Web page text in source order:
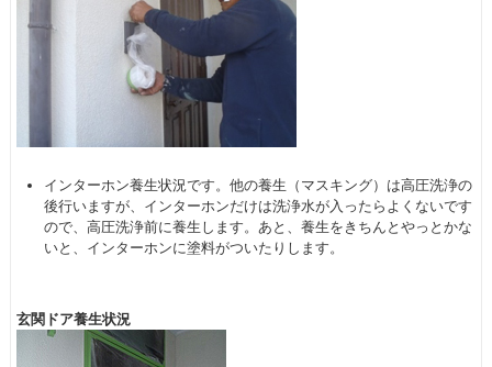
インターホン養生状況です。他の養生（マスキング）は高圧洗浄の
後行いますが、インターホンだけは洗浄水が入ったらよくないです
ので、高圧洗浄前に養生します。あと、養生をきちんとやっとかな
いと、インターホンに塗料がついたりします。
玄関ドア養生状況